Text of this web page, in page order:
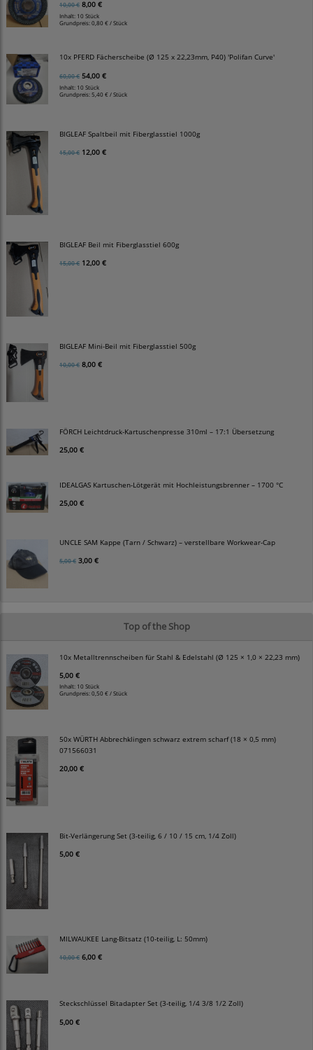
10,00 € 8,00 €
Inhalt: 10 Stück
Grundpreis:0,80 € / Stück
10x PFERD Fächerscheibe (Ø 125 x 22,23mm, P40) 'Polifan Curve'
60,00 € 54,00 €
Inhalt: 10 Stück
Grundpreis:5,40 € / Stück
BIGLEAF Spaltbeil mit Fiberglasstiel 1000g
15,00 € 12,00 €
BIGLEAF Beil mit Fiberglasstiel 600g
15,00 € 12,00 €
BIGLEAF Mini-Beil mit Fiberglasstiel 500g
10,00 € 8,00 €
FÖRCH Leichtdruck-Kartuschenpresse 310ml – 17:1 Übersetzung
25,00 €
IDEALGAS Kartuschen-Lötgerät mit Hochleistungsbrenner – 1700 °C
25,00 €
UNCLE SAM Kappe (Tarn / Schwarz) – verstellbare Workwear-Cap
5,00 € 3,00 €
Top of the Shop
10x Metalltrennscheiben für Stahl & Edelstahl (Ø 125 × 1,0 × 22,23 mm)
5,00 €
Inhalt: 10 Stück
Grundpreis:0,50 € / Stück
50x WÜRTH Abbrechklingen schwarz extrem scharf (18 × 0,5 mm)
071566031
20,00 €
Bit-Verlängerung Set (3-teilig, 6 / 10 / 15 cm, 1/4 Zoll)
5,00 €
MILWAUKEE Lang-Bitsatz (10-teilig, L: 50mm)
10,00 € 6,00 €
Steckschlüssel Bitadapter Set (3-teilig, 1/4 3/8 1/2 Zoll)
5,00 €